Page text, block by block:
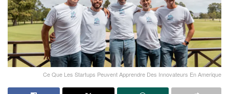
Ce Que Les Startups Peuvent Apprendre Des Innovateurs En Amerique